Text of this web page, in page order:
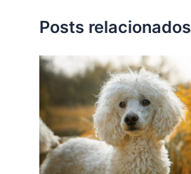
Posts relacionados